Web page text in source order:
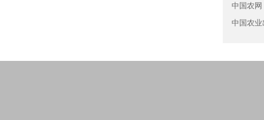
中国农网
中国农业